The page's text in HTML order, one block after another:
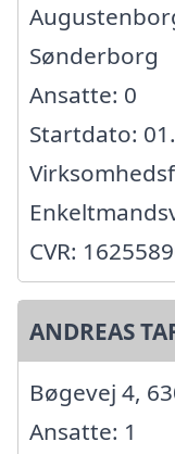
Sønderborg
Ansatte: 0
Startdato:
CVR:
ANDREAS
Bøgevej 4,
Ansatte: 1